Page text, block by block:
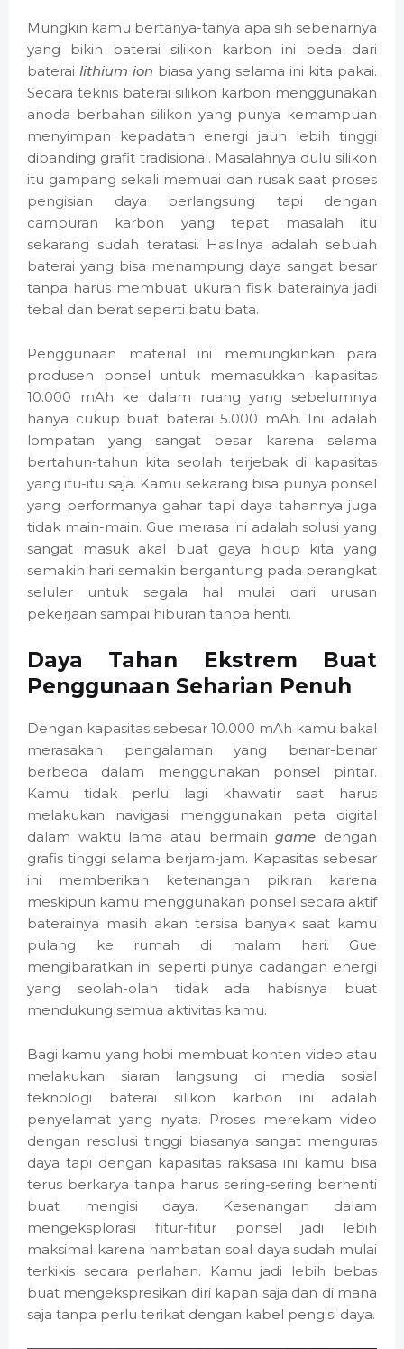
Mungkin kamu bertanya-tanya apa sih sebenarnya
yang bikin baterai silikon karbon ini beda dari
baterai lithium ion biasa yang selama ini kita pakai.
Secara teknis baterai silikon karbon menggunakan
anoda berbahan silikon yang punya kemampuan
menyimpan kepadatan energi jauh lebih tinggi
dibanding grafit tradisional. Masalahnya dulu silikon
itu gampang sekali memuai dan rusak saat proses
pengisian daya berlangsung tapi dengan
campuran karbon yang tepat masalah itu
sekarang sudah teratasi. Hasilnya adalah sebuah
baterai yang bisa menampung daya sangat besar
tanpa harus membuat ukuran fisik baterainya jadi
tebal dan berat seperti batu bata.
Penggunaan material ini memungkinkan para
produsen ponsel untuk memasukkan kapasitas
10.000 mAh ke dalam ruang yang sebelumnya
hanya cukup buat baterai 5.000 mAh. Ini adalah
lompatan yang sangat besar karena selama
bertahun-tahun kita seolah terjebak di kapasitas
yang itu-itu saja. Kamu sekarang bisa punya ponsel
yang performanya gahar tapi daya tahannya juga
tidak main-main. Gue merasa ini adalah solusi yang
sangat masuk akal buat gaya hidup kita yang
semakin hari semakin bergantung pada perangkat
seluler untuk segala hal mulai dari urusan
pekerjaan sampai hiburan tanpa henti.
Daya Tahan Ekstrem Buat
Penggunaan Seharian Penuh
Dengan kapasitas sebesar 10.000 mAh kamu bakal
merasakan pengalaman yang benar-benar
berbeda dalam menggunakan ponsel pintar.
Kamu tidak perlu lagi khawatir saat harus
melakukan navigasi menggunakan peta digital
dalam waktu lama atau bermaingame dengan
grafis tinggi selama berjam-jam. Kapasitas sebesar
ini memberikan ketenangan pikiran karena
meskipun kamu menggunakan ponsel secara aktif
baterainya masih akan tersisa banyak saat kamu
pulang ke rumah di malam hari. Gue
mengibaratkan ini seperti punya cadangan energi
yang seolah-olah tidak ada habisnya buat
mendukung semua aktivitas kamu.
Bagi kamu yang hobi membuat konten video atau
melakukan siaran langsung di media sosial
teknologi baterai silikon karbon ini adalah
penyelamat yang nyata. Proses merekam video
dengan resolusi tinggi biasanya sangat menguras
daya tapi dengan kapasitas raksasa ini kamu bisa
terus berkarya tanpa harus sering-sering berhenti
buat mengisi daya. Kesenangan dalam
mengeksplorasi fitur-fitur ponsel jadi lebih
maksimal karena hambatan soal daya sudah mulai
terkikis secara perlahan. Kamu jadi lebih bebas
buat mengekspresikan diri kapan saja dan di mana
saja tanpa perlu terikat dengan kabel pengisi daya.